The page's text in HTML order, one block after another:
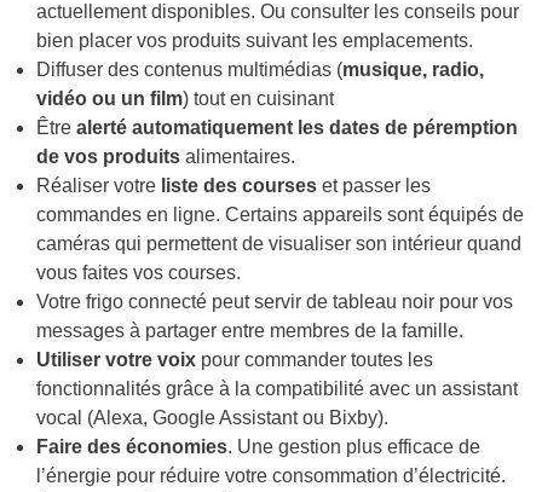
actuellement disponibles. Ou consulter les conseils pour
bien placer vos produits suivant les emplacements.
Diffuser des contenus multimédias (musique, radio,
vidéo ou un film) tout en cuisinant
Êtrealerté automatiquement les dates de péremption
de vos produits alimentaires.
Réaliser votre liste des courses et passer les
commandes en ligne. Certains appareils sont équipés de
caméras qui permettent de visualiser son intérieur quand
vous faites vos courses.
Votre frigo connecté peut servir de tableau noir pour vos
messages à partager entre membres de la famille.
Utiliser votre voix pour commander toutes les
fonctionnalités grâce à la compatibilité avec un assistant
vocal (Alexa, Google Assistant ou Bixby).
Faire des économies. Une gestion plus efficace de
l’énergie pour réduire votre consommation d’électricité.